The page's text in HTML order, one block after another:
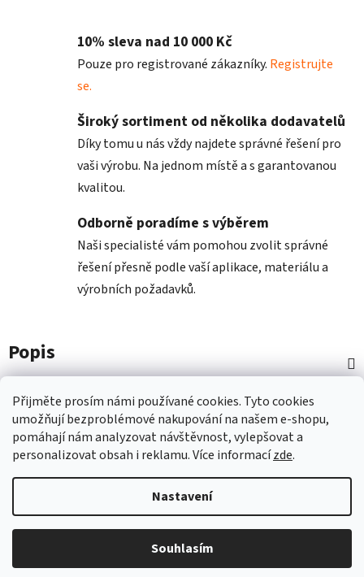
Přijměte prosím námi používané cookies. Tytocookies
umožňujíbezproblémové nakupování na našem e-shopu,
pomáhají námanalyzovat návštěvnost,vylepšovat a
personalizovatobsah i reklamu.Více informacízde.
Nastavení
Souhlasím
10% sleva nad 10 000 Kč
Pouze pro registrované zákazníky. Registrujte
se.
Široký sortiment od několika dodavatelů
Díky tomu u nás vždy najdete správné řešení pro
vaši výrobu. Na jednom místě a s garantovanou
kvalitou.
Odborně poradíme s výběrem
Naši specialisté vám pomohou zvolit správné
řešení přesně podle vaší aplikace, materiálu a
výrobních požadavků.
Popis
Diskuze
Vytvořil Shoptet
Nástroje COMAGRAV
vyhrazena.Upravit nastavení cookies